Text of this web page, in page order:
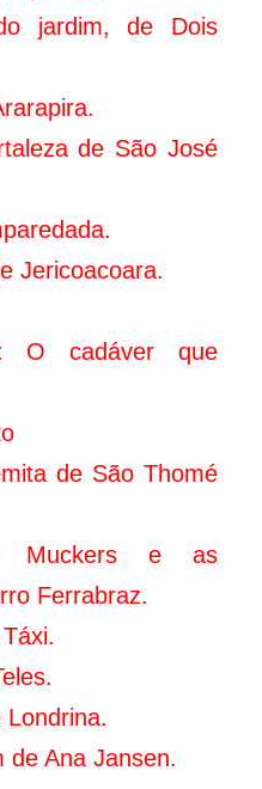
jardim, de Dois
de São José
Jericoacoara.
O cadáver que
de São Thomé
Muckers e as
Ferrabraz.
Londrina.
de Ana Jansen.